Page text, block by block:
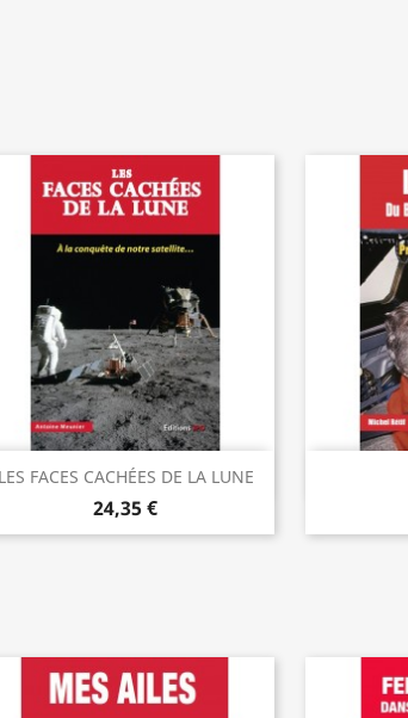
LES FACES CACHÉES DE LA LUNE
24,35 €
Vorschau